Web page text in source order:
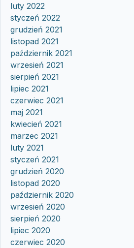
luty 2022
styczeń 2022
grudzień 2021
listopad 2021
październik 2021
wrzesień 2021
sierpień 2021
lipiec 2021
czerwiec 2021
maj 2021
kwiecień 2021
marzec 2021
luty 2021
styczeń 2021
grudzień 2020
listopad 2020
październik 2020
wrzesień 2020
sierpień 2020
lipiec 2020
czerwiec 2020